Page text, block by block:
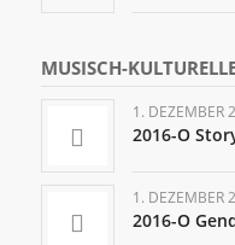
MUSISCH-
1. DEZEMBER
2016-O
1. DEZEMBER
2016-O